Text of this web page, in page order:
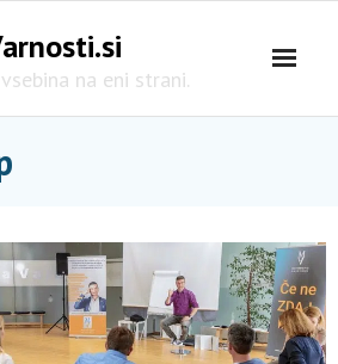
na eni strani.